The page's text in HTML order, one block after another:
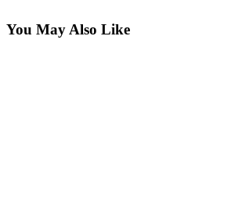
You May Also Like